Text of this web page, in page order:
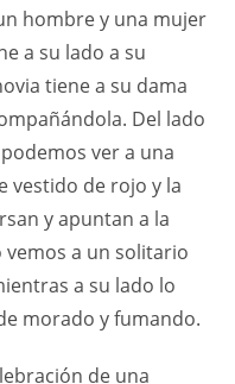
hombre y una mujer
a su lado a su
tiene a su dama
Del lado
ver a una
vestido de rojo y la
y apuntan a la
a un solitario
a su lado lo
morado y fumando.
de una